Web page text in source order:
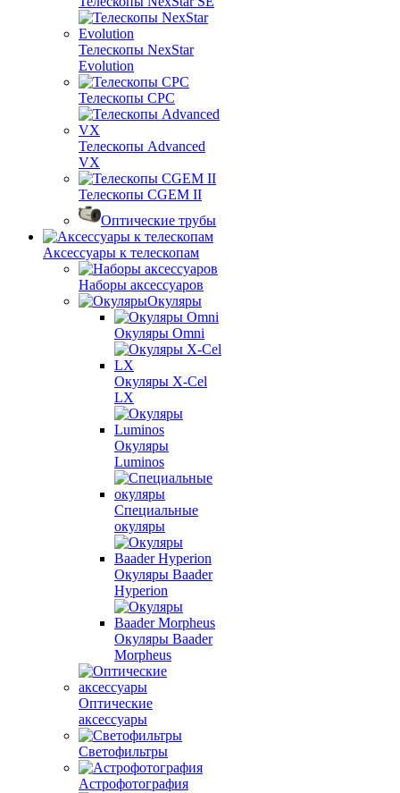
Телескопы NexStar
Evolution
Телескопы CPC
Телескопы Advanced
VX
Телескопы CGEM II
Оптические трубы
Аксессуары к телескопам
Наборы аксессуаров
Окуляры
Окуляры Omni
Окуляры X-Сel
LX
Окуляры
Luminos
Специальные
окуляры
Окуляры Baader
Hyperion
Окуляры Baader
Morpheus
Оптические
аксессуары
Светофильтры
Астрофотография